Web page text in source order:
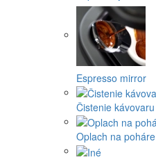
Espresso mirror
Čistenie kávovaru
Oplach na poháre